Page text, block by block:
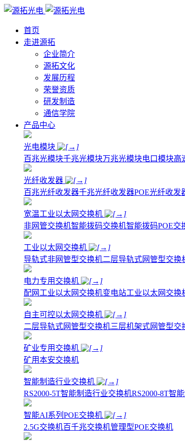
首页
走进源拓
企业简介
源拓文化
发展历程
荣誉资质
研发制造
通信学院
产品中心
光电模块
百兆光模块千兆光模块万兆光模块电口模块高
光纤收发器
百兆光纤收发器千兆光纤收发器POE光纤收发
宽温工业以太网交换机
非网管交换机智能拨码交换机智能拨码POE交
工业以太网交换机
导轨式非网管型交换机二层导轨式网管型交换
电力专用交换机
配网工业以太网交换机变电站工业以太网交换
自主可控以太网交换机
二层导轨式网管型交换机三层机架式网管型交
矿业专用交换机
矿用本安交换机
智能制造行业交换机
RS2000-5T智能制造行业交换机RS2000-8T智
智能AI系列POE交换机
2.5G交换机百千兆交换机管理型POE交换机